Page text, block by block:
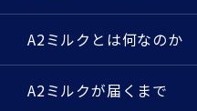
A2ミルクとは何なのか
A2ミルクが届くまで